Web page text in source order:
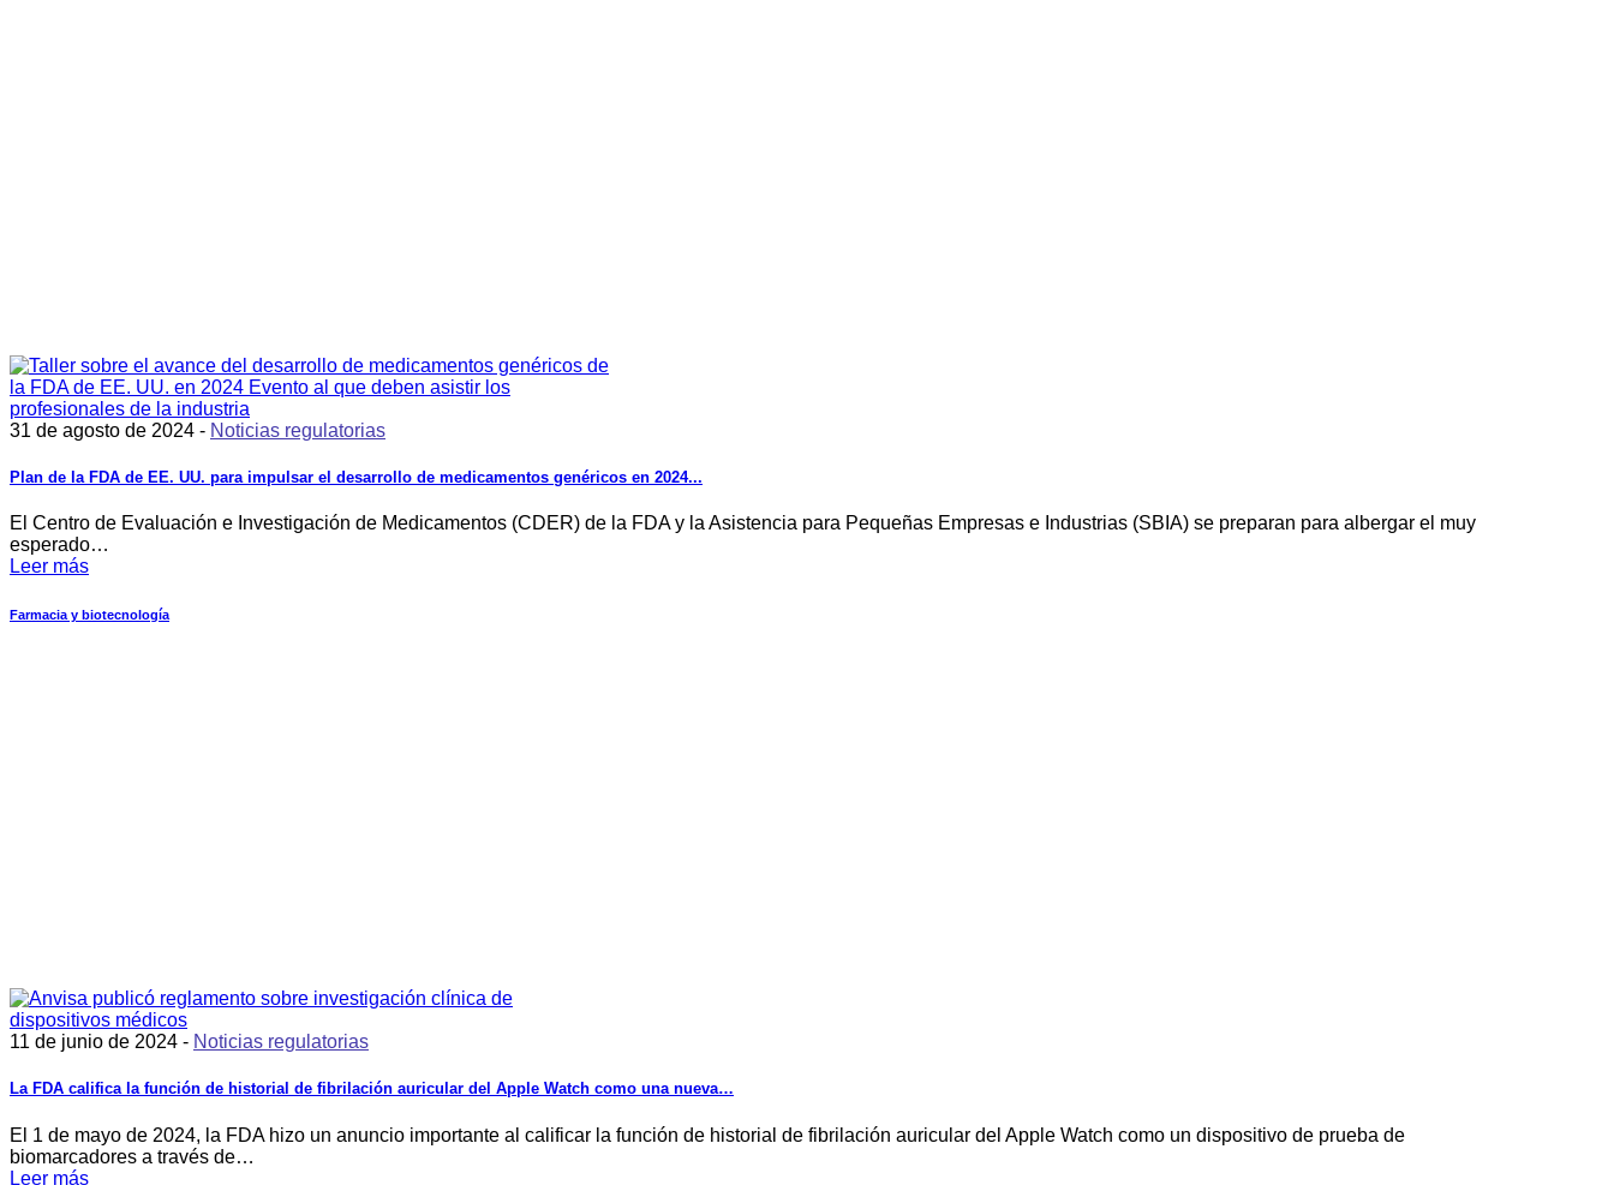
31 de agosto de 2024 - Noticias regulatorias
Plan de la FDA de EE. UU. para impulsar el desarrollo de medicamentos genéricos en 2024...
El Centro de Evaluación e Investigación de Medicamentos (CDER) de la FDA y la Asistencia para Pequeñas Empresas e Industrias (SBIA) se preparan para albergar el muy
esperado…
Leer más
Farmacia y biotecnología
11 de junio de 2024 - Noticias regulatorias
La FDA califica la función de historial de fibrilación auricular del Apple Watch como una nueva…
El 1 de mayo de 2024, la FDA hizo un anuncio importante al calificar la función de historial de fibrilación auricular del Apple Watch como un dispositivo de prueba de
biomarcadores a través de…
Leer más